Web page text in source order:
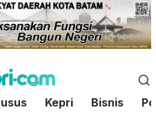
Kepri Bisnis